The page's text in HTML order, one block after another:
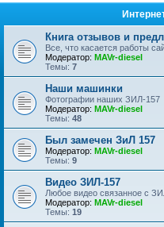
Книга отзывов и
Все, что касается работы
Модератор: MAVr-diesel
Темы: 7
Наши машинки
Фотографии наших ЗИЛ-157
Модератор: MAVr-diesel
Темы: 48
Был замечен ЗиЛ 157
Модератор: MAVr-diesel
Темы: 9
Видео ЗИЛ-157
Любое видео связанное с
Модератор: MAVr-diesel
Темы: 19